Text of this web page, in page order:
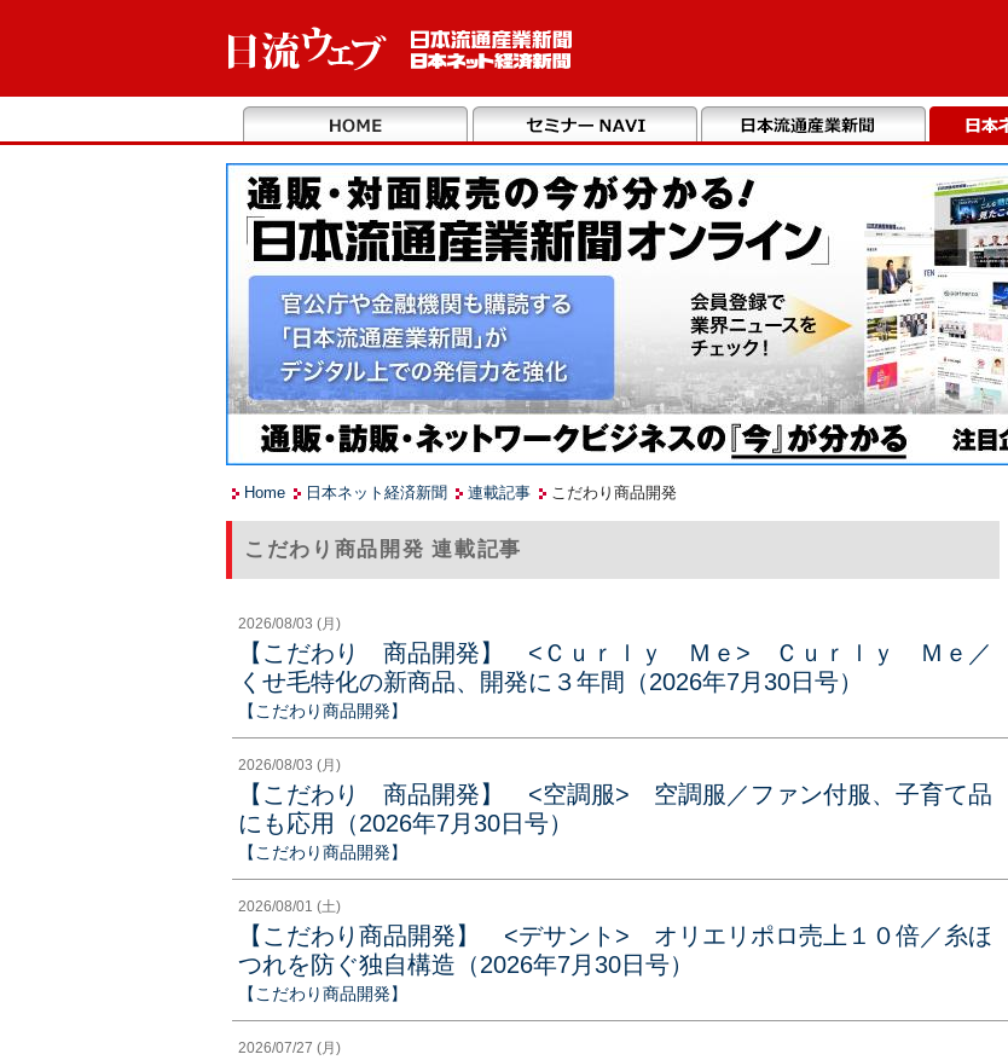
Home 日本ネット経済新聞 連載記事 こだわり商品開発
こだわり商品開発 連載記事
2026/08/03 (月)
【こだわり 商品開発】 <Ｃｕｒｌｙ Ｍｅ> Ｃｕｒｌｙ Ｍｅ／
くせ毛特化の新商品、開発に３年間（2026年7月30日号）
【こだわり商品開発】
2026/08/03 (月)
【こだわり 商品開発】 <空調服> 空調服／ファン付服、子育て品
にも応用（2026年7月30日号）
【こだわり商品開発】
2026/08/01 (土)
【こだわり商品開発】 <デサント> オリエリポロ売上１０倍／糸ほ
つれを防ぐ独自構造（2026年7月30日号）
【こだわり商品開発】
2026/07/27 (月)